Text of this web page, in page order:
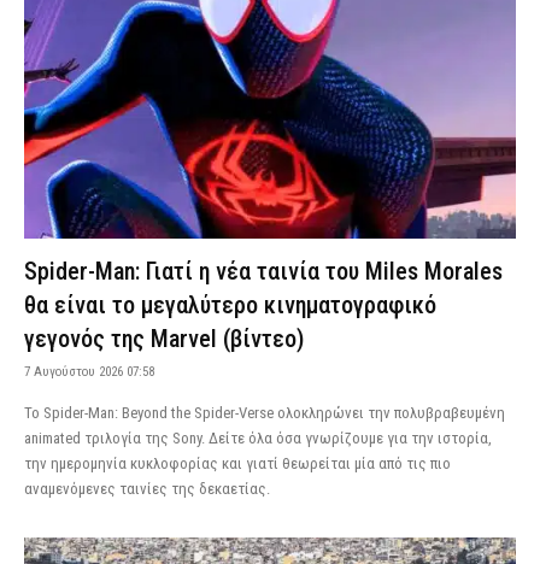
Spider-Man: Γιατί η νέα ταινία του Miles Morales
θα είναι το μεγαλύτερο κινηματογραφικό
γεγονός της Marvel (βίντεο)
7 Αυγούστου 2026 07:58
Το Spider-Man: Beyond the Spider-Verse ολοκληρώνει την πολυβραβευμένη
animated τριλογία της Sony. Δείτε όλα όσα γνωρίζουμε για την ιστορία,
την ημερομηνία κυκλοφορίας και γιατί θεωρείται μία από τις πιο
αναμενόμενες ταινίες της δεκαετίας.